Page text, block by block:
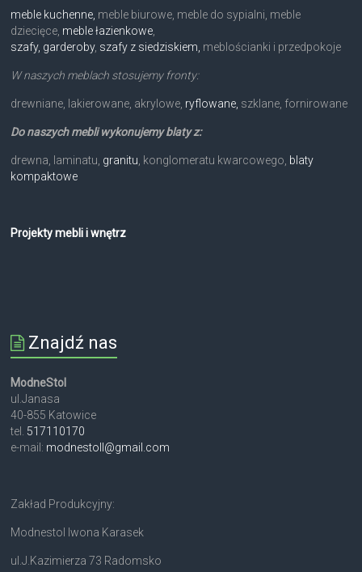
meble kuchenne, meble biurowe, meble do sypialni, meble
dziecięce, meble łazienkowe,
szafy, garderoby, szafy z siedziskiem, meblościanki i przedpokoje
W naszych meblach stosujemy fronty:
drewniane, lakierowane, akrylowe, ryflowane, szklane, fornirowane
Do naszych mebli wykonujemy blaty z:
drewna, laminatu, granitu, konglomeratu kwarcowego, blaty
kompaktowe
Projekty mebli i wnętrz
Znajdź nas
ModneStol
ul.Janasa
40-855 Katowice
tel. 517110170
e-mail: modnestoll@gmail.com
Zakład Produkcyjny:
Modnestol Iwona Karasek
ul.J.Kazimierza 73 Radomsko